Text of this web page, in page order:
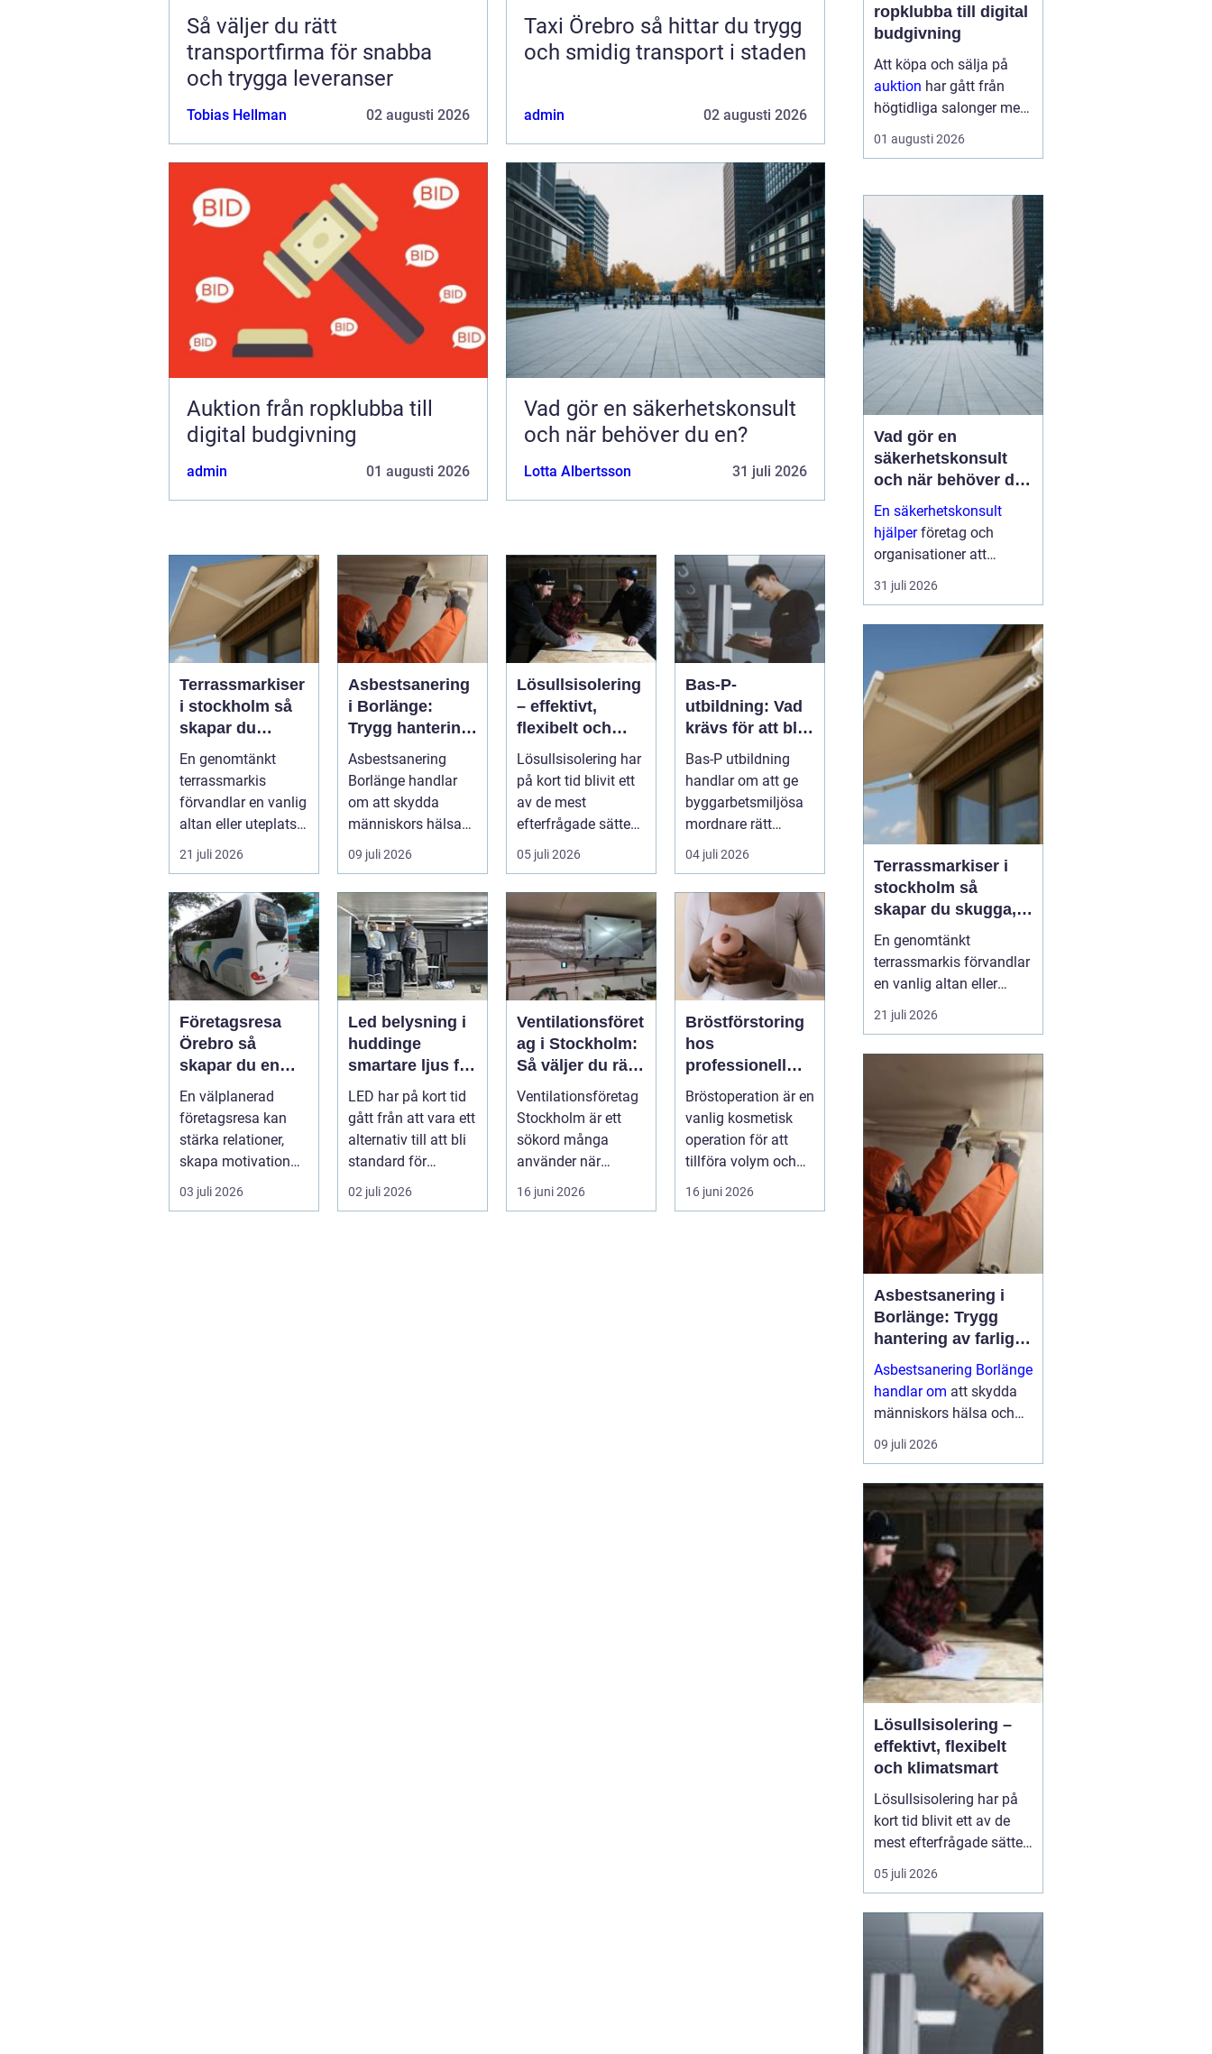
Så väljer du rätt
transportfirma för snabba
och trygga leveranser
Tobias Hellman 02 augusti 2026
Taxi Örebro så hittar du trygg
och smidig transport i staden
admin 02 augusti 2026
Auktion från ropklubba till
digital budgivning
admin 01 augusti 2026
Vad gör en säkerhetskonsult
och när behöver du en?
Lotta Albertsson 31 juli 2026
Terrassmarkiser
i stockholm så
skapar du
skugga, stil och
komfort på
uteplatsen
En genomtänkt
terrassmarkis
förvandlar en vanlig
altan eller uteplats
till ett extra rum
under somma...
21 juli 2026
Asbestsanering
i Borlänge:
Trygg hantering
av farliga fibrer
Asbestsanering
Borlänge handlar
om att skydda
människors hälsa
och skapa säkra
m...
09 juli 2026
Lösullsisolering
– effektivt,
flexibelt och
klimatsmart
Lösullsisolering har
på kort tid blivit ett
av de mest
efterfrågade sätten
att...
05 juli 2026
Bas-P-
utbildning: Vad
krävs för att bli
byggarbetsmiljö
samordnare?
Bas-P utbildning
handlar om att ge
byggarbetsmiljösa
mordnare rätt
kunskap för att
pla...
04 juli 2026
Företagsresa
Örebro så
skapar du en
smidig och
minnesvärd resa
för hela teamet
En välplanerad
företagsresa kan
stärka relationer,
skapa motivation
och ge ny energi till
både chefe...
03 juli 2026
Led belysning i
huddinge
smartare ljus för
företag och
fastigheter
LED har på kort tid
gått från att vara ett
alternativ till att bli
standard för
modern belysning.
Fö...
02 juli 2026
Ventilationsföret
ag i Stockholm:
Så väljer du rätt
partner för frisk
luft inomhus
Ventilationsföretag
Stockholm är ett
sökord många
använder när
inomhu...
16 juni 2026
Bröstförstoring
hos
professionell
klinik i
Stockholm
Bröstoperation är en
vanlig kosmetisk
operation för att
tillföra volym och
skapa...
16 juni 2026
ropklubba till digital
budgivning
Att köpa och sälja på
auktion har gått från
högtidliga salonger med
ropande utropare till
snabba klick på mobilen
har förändrats, men
kärnan är densamma:
mötet mellan säljare
som vill få u...
01 augusti 2026
Vad gör en
säkerhetskonsult
och när behöver du
en?
En säkerhetskonsult
hjälperföretag och
organisationer att
förebygga inbrott,
sabotage och andra
och verksamheter. Fokus
ligger på fysisk säkerhet:
väggar, dörrar, glas, p...
31 juli 2026
Terrassmarkiser i
stockholm så
skapar du skugga,
stil och komfort på
uteplatsen
En genomtänkt
terrassmarkis förvandlar
en vanlig altan eller
uteplats till ett extra rum
under sommarhalvåret. I
där solen kan steka hårt
ena dagen och vinden ta
i nästa, är rätt solskydd
avgörande för att
uteplatsen ska använd...
21 juli 2026
Asbestsanering i
Borlänge: Trygg
hantering av farliga
fibrer
Asbestsanering Borlänge
handlar om att skydda
människors hälsa och
skapa säkra miljöer i
bostäder, skolor,
Nä...
09 juli 2026
Lösullsisolering –
effektivt, flexibelt
och klimatsmart
Lösullsisolering har på
kort tid blivit ett av de
mest efterfrågade sätten
att isolera vindar, tak och
svåråtkomliga
bygger på att man blåser
in isolerande material
ofta cellulosa, tr&au...
05 juli 2026